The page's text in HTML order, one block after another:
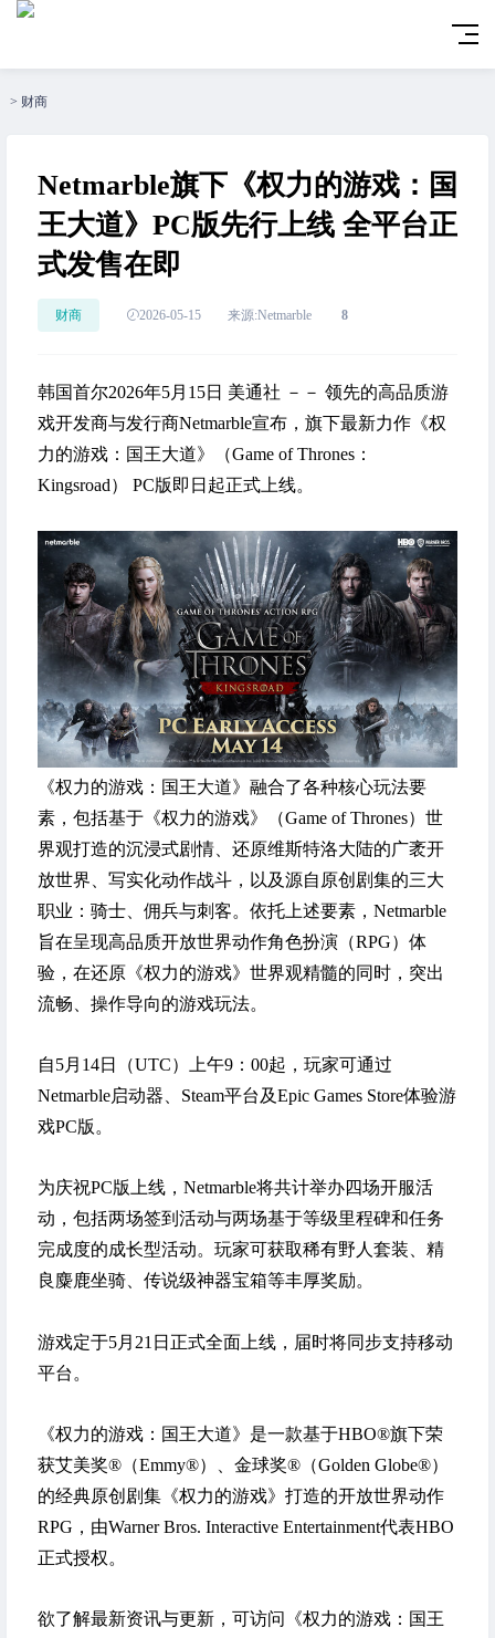
> 财商
Netmarble旗下《权力的游戏：国
王大道》PC版先行上线 全平台正
式发售在即
财商 2026-05-15 来源:Netmarble 8
韩国首尔2026年5月15日 美通社 －－ 领先的高品质游
戏开发商与发行商Netmarble宣布，旗下最新力作《权
力的游戏：国王大道》（Game of Thrones：
Kingsroad） PC版即日起正式上线。
《权力的游戏：国王大道》融合了各种核心玩法要
素，包括基于《权力的游戏》（Game of Thrones）世
界观打造的沉浸式剧情、还原维斯特洛大陆的广袤开
放世界、写实化动作战斗，以及源自原创剧集的三大
职业：骑士、佣兵与刺客。依托上述要素，Netmarble
旨在呈现高品质开放世界动作角色扮演（RPG）体
验，在还原《权力的游戏》世界观精髓的同时，突出
流畅、操作导向的游戏玩法。
自5月14日（UTC）上午9：00起，玩家可通过
Netmarble启动器、Steam平台及Epic Games Store体验游
戏PC版。
为庆祝PC版上线，Netmarble将共计举办四场开服活
动，包括两场签到活动与两场基于等级里程碑和任务
完成度的成长型活动。玩家可获取稀有野人套装、精
良麋鹿坐骑、传说级神器宝箱等丰厚奖励。
游戏定于5月21日正式全面上线，届时将同步支持移动
平台。
《权力的游戏：国王大道》是一款基于HBO®旗下荣
获艾美奖®（Emmy®）、金球奖®（Golden Globe®）
的经典原创剧集《权力的游戏》打造的开放世界动作
RPG，由Warner Bros. Interactive Entertainment代表HBO
正式授权。
欲了解最新资讯与更新，可访问《权力的游戏：国王